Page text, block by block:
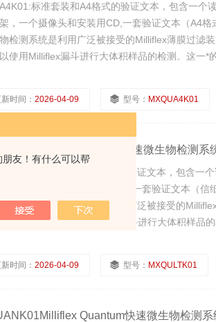
友！有什么可以帮
标准套装和A4格式的验证文本，包含一个
，一个摄像头和安装用CD,一套验证文本（A4
检测系统是利用广泛被接受的Milliflex薄膜过滤
使用Milliflex漏斗进行大体积样品的检测。这一*
时间： 2026-04-09 型号： MXQUA4K01
Quantum快速微生物检测系
标准套装和信纸格式的验证文本，包含一
除架，一个摄像头和安装用CD,一套验证文本（
快速微生物检测系统是利用广泛被接受的
靠性。同时可以使用Milliflex漏斗进行大体积样品
时间： 2026-04-09 型号： MXQULTK01
Quantum快速微生物检测系